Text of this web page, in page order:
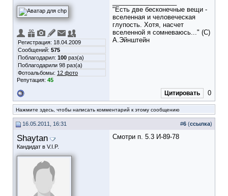
Регистрация: 18.04.2009
Сообщений: 575
Поблагодарил: 100 раз(а)
Поблагодарили 98 раз(а)
Фотоальбомы: 12 фото
Репутация: 45
"Есть две бесконечные вещи -
вселенная и человеческая
глупость. Хотя, насчет
вселенной я сомневаюсь..." (С)
А.Эйнштейн
Цитировать 0
Нажмите здесь, чтобы написать комментарий к этому сообщению
16.05.2011, 16:31 #6 (ссылка)
Shaytan
Кандидат в V.I.P.
Смотри п. 5.3 И-89-78